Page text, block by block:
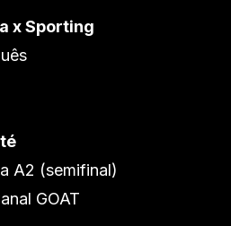
x Sporting
A2 (semifinal)
GOAT